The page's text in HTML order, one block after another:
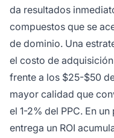
da resultados
compuestos que se
de dominio. Una
el costo de
frente a los $25-$50
mayor calidad que
el 1-2% del PPC. En
entrega un ROI